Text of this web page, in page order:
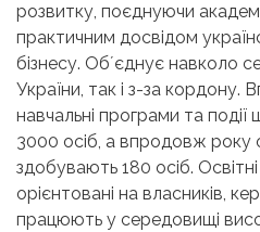
розвитку, поєднуючи
практичним досвідом
бізнесу. Обʼєднує навколо
України, так і з-за кордону.
навчальні програми та
3000 осіб, а впродовж року
здобувають 180 осіб.
орієнтовані на власників,
працюють у середовищі